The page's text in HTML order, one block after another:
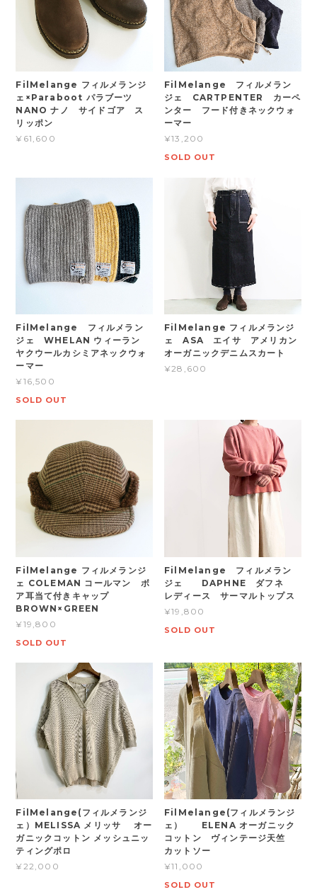
FilMelange フィルメランジ
ェ×Paraboot パラブーツ
NANO ナノ サイドゴア ス
リッポン
¥61,600
FilMelange フィルメラン
ジェ CARTPENTER カーペ
ンター フード付きネックウォ
ーマー
¥13,200
SOLD OUT
FilMelange フィルメラン
ジェ WHELAN ウィーラン
ヤクウールカシミアネックウォ
ーマー
¥16,500
SOLD OUT
FilMelange フィルメランジ
ェ ASA エイサ アメリカン
オーガニックデニムスカート
¥28,600
FilMelange フィルメランジ
ェ COLEMAN コールマン ボ
ア耳当て付きキャップ
BROWN×GREEN
¥19,800
SOLD OUT
FilMelange フィルメラン
ジェ DAPHNE ダフネ
レディース サーマルトップス
¥19,800
SOLD OUT
FilMelange(フィルメランジ
ェ）MELISSA メリッサ オー
ガニックコットン メッシュニッ
ティングポロ
¥22,000
FilMelange(フィルメランジ
ェ） ELENA オーガニック
コットン ヴィンテージ天竺
カットソー
¥11,000
SOLD OUT